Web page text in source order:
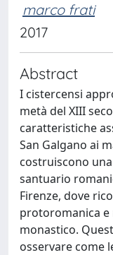
marco frati
2017
Abstract
I cistercensi
metà del XIII
caratteristiche
San Galgano ai
costruiscono
santuario
Firenze, dove
protoromanica e
monastico.
osservare come